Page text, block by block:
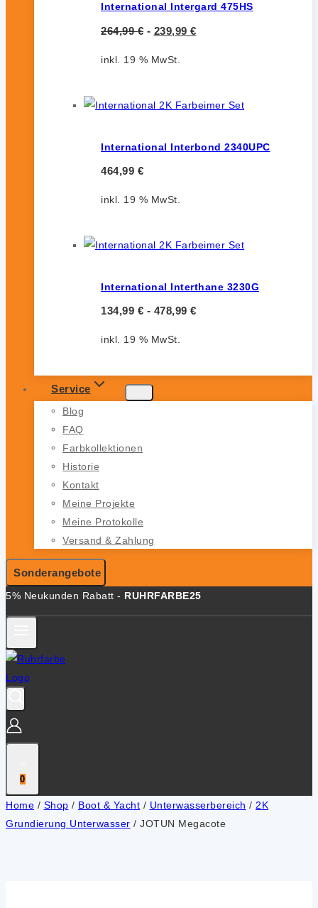
International Intergard 475HS
264,99€ - 239,99 €
inkl. 19 % MwSt.
International Interbond 2340UPC
464,99 €
inkl. 19 % MwSt.
International Interthane 3230G
134,99 € - 478,99 €
inkl. 19 % MwSt.
Service
Blog
FAQ
Farbkollektionen
Historie
Kontakt
Meine Projekte
Meine Protokolle
Versand & Zahlung
Sonderangebote
5% Neukunden Rabatt - RUHRFARBE25
0
Home / Shop / Boot & Yacht / Unterwasserbereich / 2K
Grundierung Unterwasser / JOTUN Megacote